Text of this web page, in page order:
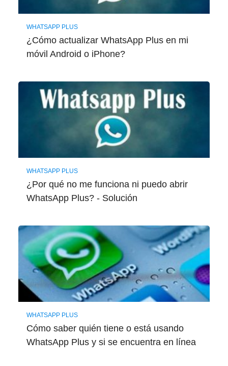
WHATSAPP PLUS
¿Cómo actualizar WhatsApp Plus en mi
móvil Android o iPhone?
WHATSAPP PLUS
¿Por qué no me funciona ni puedo abrir
WhatsApp Plus? - Solución
WHATSAPP PLUS
Cómo saber quién tiene o está usando
WhatsApp Plus y si se encuentra en línea